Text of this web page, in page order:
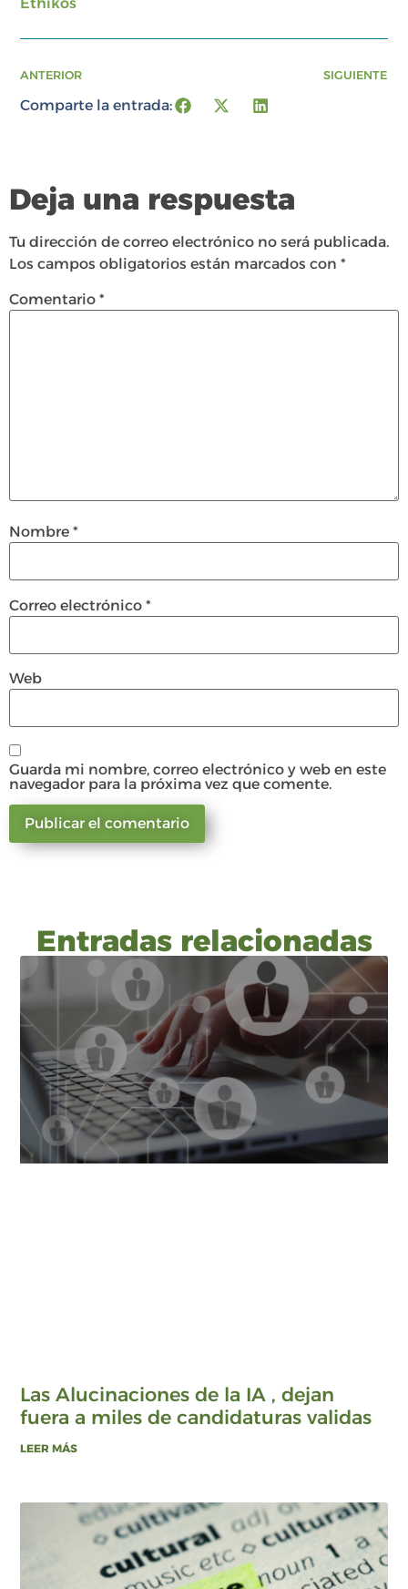
ANTERIOR SIGUIENTE
Comparte la entrada:
Deja una respuesta
Tu dirección de correo electrónico no será publicada.
Los campos obligatorios están marcados con *
Comentario *
Nombre *
Correo electrónico *
Web
Guarda mi nombre, correo electrónico y web en este
navegador para la próxima vez que comente.
Entradas relacionadas
Las Alucinaciones de la IA , dejan
fuera a miles de candidaturas validas
LEER MÁS